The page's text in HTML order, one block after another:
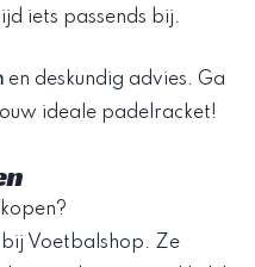
iets passends bij.
en deskundig advies. Ga
ideale padelracket!
Voetbalshop. Ze